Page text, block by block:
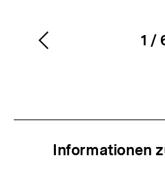
1 /
Vorherigen
Informationen